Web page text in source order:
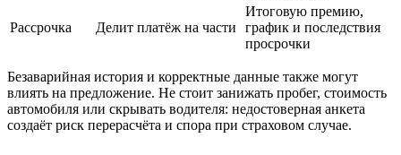
Рассрочка Делит платёж на части
Итоговую премию,
график и последствия
просрочки
Безаварийная история и корректные данные также могут
влиять на предложение. Не стоит занижать пробег, стоимость
автомобиля или скрывать водителя: недостоверная анкета
создаёт риск перерасчёта и спора при страховом случае.